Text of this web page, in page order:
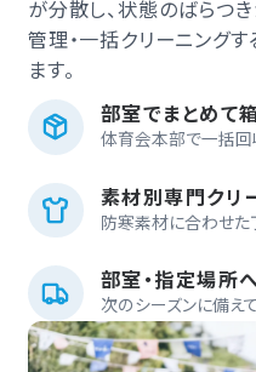
が分散し、状態のばらつ
管理・一括クリーニング
ます。
部室でまとめて
体育会本部で一括回
素材別専門クリ
防寒素材に合わせ
部室・指定場所
次のシーズンに備え